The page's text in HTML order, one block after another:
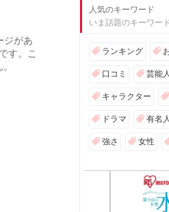
ジがあ
す。こ
人気のキーワード
いま話題のキーワード
ランキング
口コミ 芸能人
キャラクター
ドラマ 有名人
強さ 女性